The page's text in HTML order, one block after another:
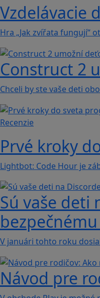
Vzdelávacie
Hra „Jak zvířata fungují“
Construct 2
Chceli by ste vaše deti
Recenzie
Prvé kroky
Lightbot: Code Hour je
Sú vaše deti
V januári tohto roku
Návod pre